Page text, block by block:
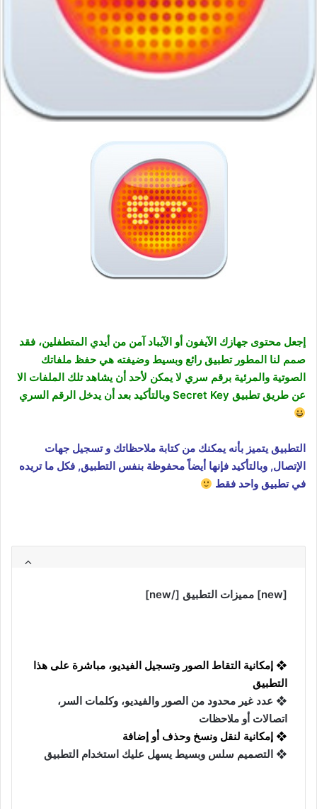
إجعل محتوى جهازك الآيفون أو الآيباد آمن من أيدي المتطفلين، فقد
صمم لنا المطور تطبيق رائع وبسيط وضيفته هي حفظ ملفاتك
الصوتية والمرئية برقم سري لا يمكن لأحد أن يشاهد تلك الملفات الا
عن طريق تطبيق
التطبيق يتميز بأنه يمكنك من كتابة ملاحظاتك و تسجيل جهات
الإتصال, وبالتأكيد فإنها أيضاً محفوظة بنفس التطبيق, فكل ما تريده
في تطبيق واحد فقط
[new] مميزات التطبيق [/new]
❖ إمكانية التقاط الصور وتسجيل الفيديو، مباشرة على هذا
التطبيق
❖ عدد غير محدود من الصور والفيديو، وكلمات السر،
اتصالات أو ملاحظات
❖ إمكانية لنقل ونسخ وحذف أو إضافة
❖ التصميم سلس وبسيط يسهل عليك استخدام التطبيق